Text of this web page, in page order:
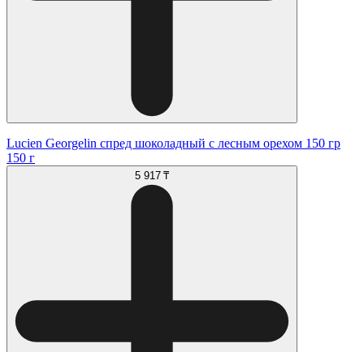
Lucien Georgelin спред шоколадный с лесным орехом 150 гр
150 г
5 917 ₸